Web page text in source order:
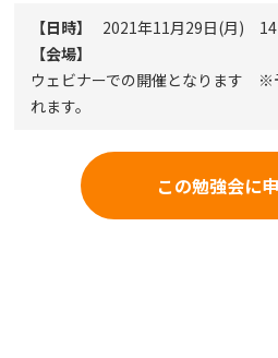
【日時】
2021年11月29日(月)
【会場】
ウェビナーでの開催となります ※
れます。
この勉強会に